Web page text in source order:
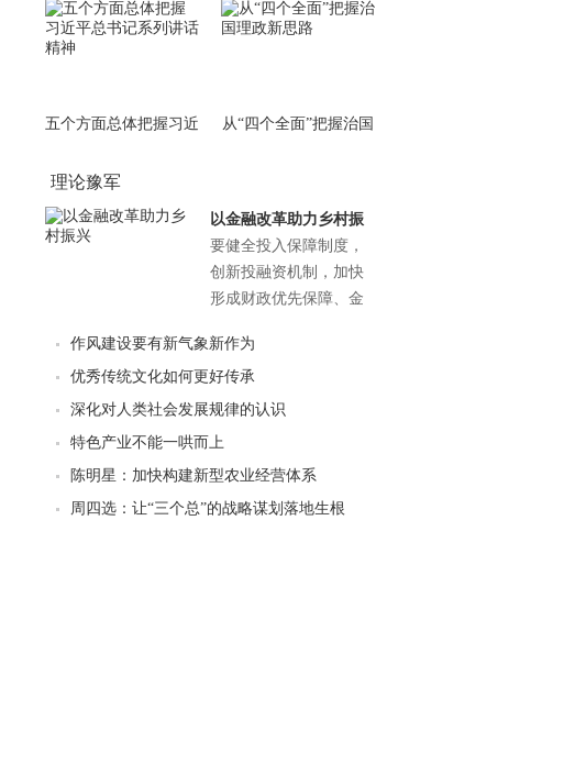
创新新局面 亚洲基础设施投资银行
五个方面总体把握习近 从“四个全面”把握治国
理论豫军
以金融改革助力乡村振
兴
要健全投入保障制度，
创新投融资机制，加快
形成财政优先保障、金
参与的多元投入格局，
确保投入力度不断增
强、总量持续增加”。
这为以金融改革创新助
向、提出了更高要求，
也带来了更多机遇。
作风建设要有新气象新作为
优秀传统文化如何更好传承
深化对人类社会发展规律的认识
特色产业不能一哄而上
陈明星：加快构建新型农业经营体系
周四选：让“三个总”的战略谋划落地生根